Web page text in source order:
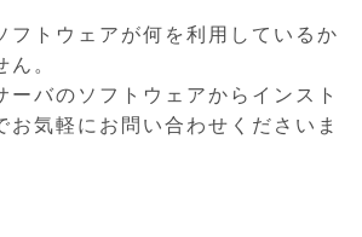
フトウェアが何を利用しているか
。
ーバのソフトウェアからインスト
お気軽にお問い合わせくださいま